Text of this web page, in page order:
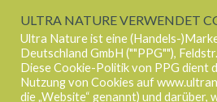
ULTRA NATURE VERWENDET
Ultra Nature ist eine (Handels-
Deutschland GmbH (""PPG""),
Diese Cookie-Politik von PPG dient
Nutzung von Cookies auf
die „Website“ genannt) und darüber,